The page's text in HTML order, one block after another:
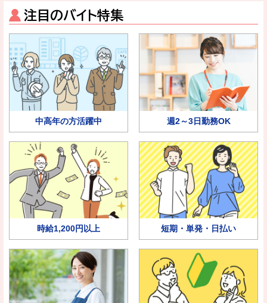
注目のバイト特集
中高年の方活躍中 週2～3日勤務OK
時給1,200円以上 短期・単発・日払い